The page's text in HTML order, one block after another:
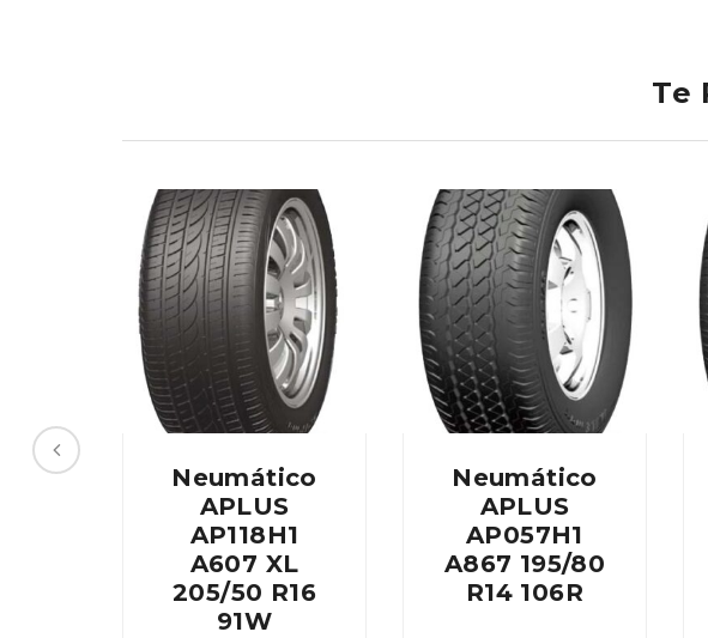
Te
Neumático
APLUS
AP118H1
A607 XL
205/50 R16
91W
Neumático
APLUS
AP057H1
A867 195/80
R14 106R